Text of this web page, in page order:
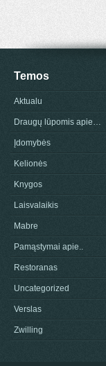
Temos
Aktualu
Draugų lūpomis apie…
Įdomybės
Kelionės
Knygos
Laisvalaikis
Mabre
Pamąstymai apie..
Restoranas
Uncategorized
Verslas
Zwilling